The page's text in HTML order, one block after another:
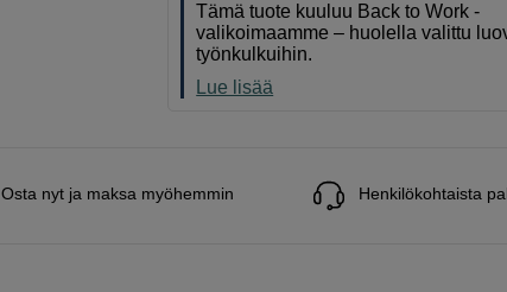
Tämä tuote kuuluu Back to Work -
valikoimaamme – huolella valittu
työnkulkuihin.
Lue lisää
Osta nyt ja maksa myöhemmin Henkilökohtaista